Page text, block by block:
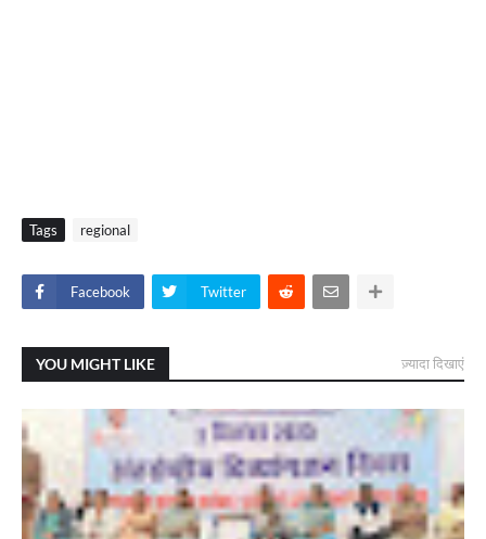
Tags regional
Facebook Twitter
YOU MIGHT LIKE ज़्यादा दिखाएं